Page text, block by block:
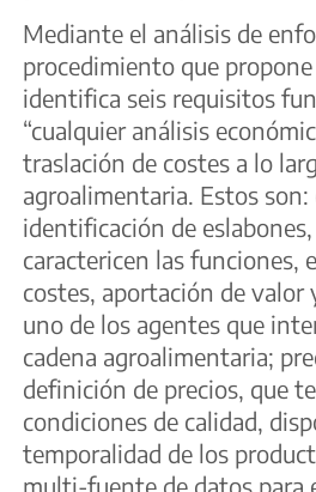
Mediante el análisis de
procedimiento que
identifica seis requisitos
“cualquier análisis
traslación de costes a lo
agroalimentaria. Estos
identificación de
caractericen las funciones,
costes, aportación de valor
uno de los agentes que
cadena agroalimentaria;
definición de precios, que
condiciones de calidad,
temporalidad de los
multi-fuente de datos para